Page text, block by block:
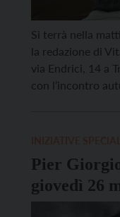
Si terrà nella
la redazione di
via Endrici, 14 a
con l’incontro
Pier
giovedì 26
l’incontro